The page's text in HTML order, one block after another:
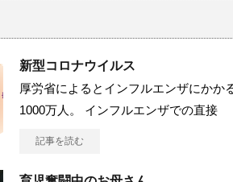
新型コロナウイルス
厚労省によるとインフルエンザにかか
1000万人。 インフルエンザでの直接
記事を読む